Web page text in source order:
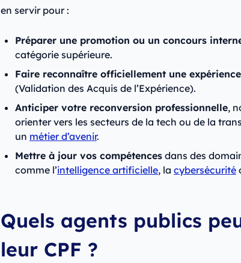
en servir pour :
Préparer une promotion ou un concours
catégorie supérieure.
Faire reconnaître officiellement une
(Validation des Acquis de l’Expérience).
Anticiper votre reconversion professionnelle,
orienter vers les secteurs de la tech ou de la
un métier d’avenir.
Mettre à jour vos compétencesdans des
comme l’intelligence artificielle, la cybersécurité
Quels agents publics
leur CPF ?